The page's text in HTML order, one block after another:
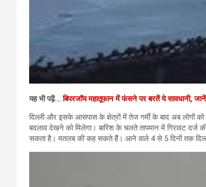
यह भी पढ़ें…बिपरजॉय महातूफान में फंसने पर बरतें ये सावधानी, जानें
दिल्ली और इसके आसपास के क्षेत्रों में तेज गर्मी के बाद अब लोगों
बदलाव देखने को मिलेगा। बारिश के चलते तापमान में गिरावट दर्ज
सकता है। मतलब की कह सकते हैं। आने वाले 4 से 5 दिनों तक